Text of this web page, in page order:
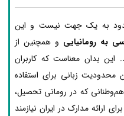
به یک جهت نیست و این
به رومانیایی و همچنین از
این بدان معناست که کاربران
محدودیت زبانی برای استفاده
که در رومانی تحصیل،
ارائه مدارک در ایران نیازمند